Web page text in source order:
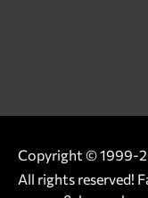
Copyright © 1999-
All rights reserved!